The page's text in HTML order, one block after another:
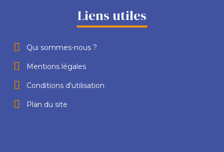
Liens utiles
Qui sommes-nous ?
Mentions légales
Conditions d'utilisation
Plan du site